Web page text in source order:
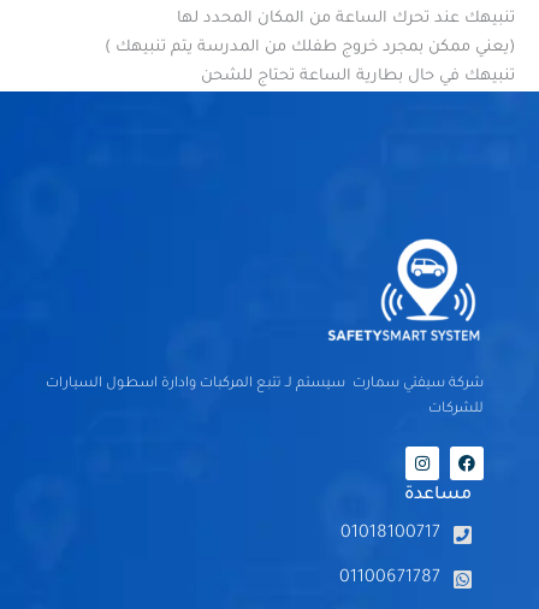
تنبيهك عند تحرك الساعة من المكان المحدد لها
(يعني ممكن بمجرد خروج طفلك من المدرسة يتم تنبيهك )
تنبيهك في حال بطارية الساعة تحتاج للشحن
شركة سيفتي سمارت سيستم لـ تتبع المركبات وادارة اسطول السيارات
للشركات
F
a
c
o
k
I
n
s
a
g
a
مساعدة
01018100717
01100671787